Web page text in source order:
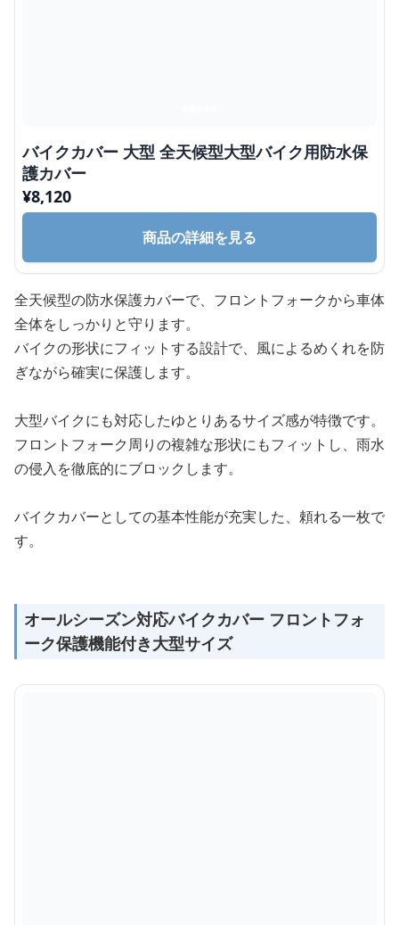
バイクカバー 大型 全天候型大型バイク用防水保
護カバー
¥8,120
商品の詳細を見る
全天候型の防水保護カバーで、フロントフォークから車体
全体をしっかりと守ります。
バイクの形状にフィットする設計で、風によるめくれを防
ぎながら確実に保護します。
大型バイクにも対応したゆとりあるサイズ感が特徴です。
フロントフォーク周りの複雑な形状にもフィットし、雨水
の侵入を徹底的にブロックします。
バイクカバーとしての基本性能が充実した、頼れる一枚で
す。
オールシーズン対応バイクカバー フロントフォ
ーク保護機能付き大型サイズ